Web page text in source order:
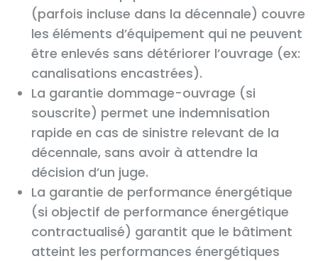
(parfois incluse dans la décennale) couvre
les éléments d’équipement qui ne peuvent
être enlevés sans détériorer l’ouvrage (ex:
canalisations encastrées).
La garantie dommage-ouvrage (si
souscrite) permet une indemnisation
rapide en cas de sinistre relevant de la
décennale, sans avoir à attendre la
décision d’un juge.
La garantie de performance énergétique
(si objectif de performance énergétique
contractualisé) garantit que le bâtiment
atteint les performances énergétiques